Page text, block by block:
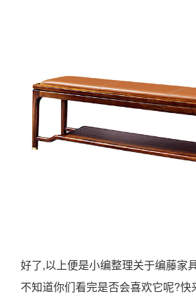
好了,以上便是小编整理关于编藤家
不知道你们看完是否会喜欢它呢?快